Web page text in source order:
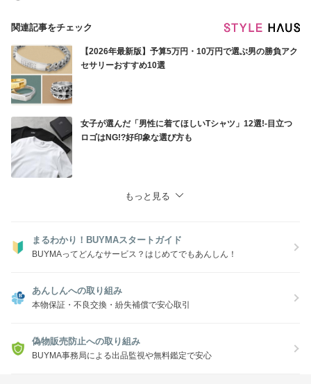
関連記事をチェック
【2026年最新版】予算5万円・10万円で選ぶ男の勝負アク
セサリーおすすめ10選
女子が選んだ「男性に着てほしいTシャツ」12選!-目立つ
ロゴはNG!?好印象な選び方も
もっと見る
まるわかり！BUYMAスタートガイド
BUYMAってどんなサービス？はじめてでもあんしん！
あんしんへの取り組み
本物保証・不良交換・紛失補償で安心取引
偽物販売防止への取り組み
BUYMA事務局による出品監視や無料鑑定で安心